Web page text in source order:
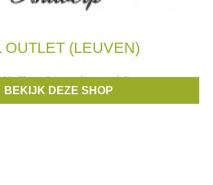
OUTLET (LEUVEN)
van het merk essentiel.
BEKIJK DEZE SHOP